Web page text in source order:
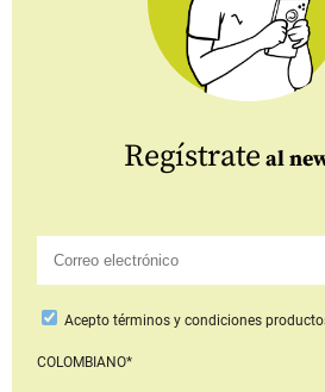
Regístrate al
Aceptotérminos y condiciones
COLOMBIANO*